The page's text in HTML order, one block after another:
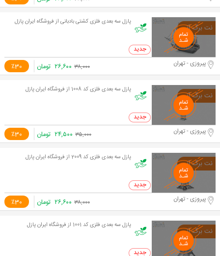
پازل سه بعدی فلزی کشتی بادبانی از فروشگاه ایران پازل
0 خرید
٪30 پیروزی - تهران ۳۸,۰۰۰ ۲۶,۶۰۰ تومان
پازل سه بعدی فلزی کد 1008 از فروشگاه ایران پازل
0 خرید
٪30 پیروزی - تهران ۳۵,۰۰۰ ۲۴,۵۰۰ تومان
پازل سه بعدی فلزی کد 2009 از فروشگاه ایران پازل
0 خرید
٪30 پیروزی - تهران ۳۸,۰۰۰ ۲۶,۶۰۰ تومان
پازل سه بعدی فلزی کد 1001 از فروشگاه ایران پازل
0 خرید